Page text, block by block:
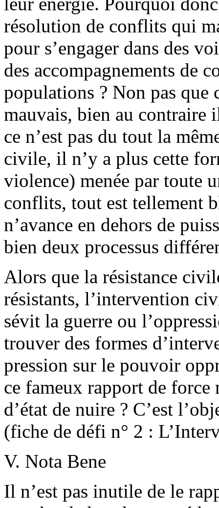
résolution de conflits qui
pour s’engager dans des
des accompagnements de
populations ? Non pas que
mauvais, bien au contraire
ce n’est pas du tout la
civile, il n’y a plus cette
violence) menée par toute
conflits, tout est tellement
n’avance en dehors de
bien deux processus
Alors que la résistance
résistants, l’intervention
sévit la guerre ou
trouver des formes
pression sur le pouvoir
ce fameux rapport de force
d’état de nuire ? C’est
(fiche de défi n° 2 :
V. Nota Bene
Il n’est pas inutile de le